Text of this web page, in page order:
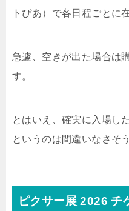
トぴあ）で各日程ごとに
急遽、空きが出た場合は
す。
とはいえ、確実に入場し
というのは間違いなさそ
ピクサー展 2026 チ